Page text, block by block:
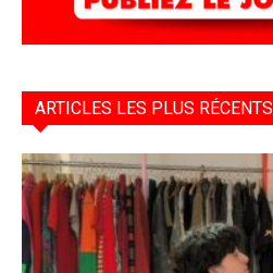
ARTICLES LES PLUS RÉCENTS